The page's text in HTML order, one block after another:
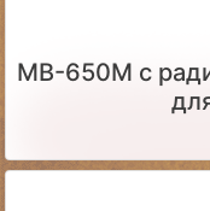
МВ-650М с